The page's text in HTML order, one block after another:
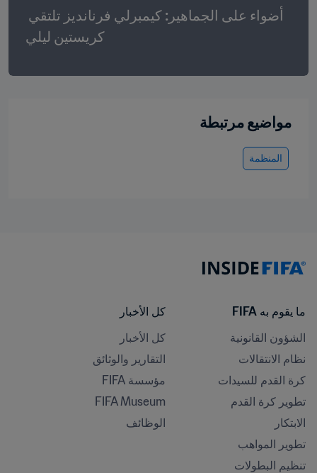
كريستين ليلي
مواضيع مرتبطة
المنظمة
ما يقوم به FIFA
الشؤون القانونية
نظام الانتقالات
كرة القدم للسيدات
تطوير كرة القدم
الابتكار
تطوير المواهب
تنظيم البطولات
كل الأخبار
كل الأخبار
التقارير والوثائق
مؤسسة FIFA
FIFA Museum
الوظائف